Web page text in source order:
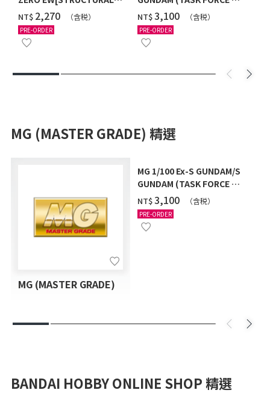
COATING/BLACK] [2026年
12月發送]
NT$ ‌2,270 （含税）
PRE-ORDER
Ver.) [2026年10月發送]
NT$‌3,100 （含税）
PRE-ORDER
MG (MASTER GRADE) 精選
MG (MASTER GRADE)
MG 1/100 Ex-S GUNDAM/S
GUNDAM (TASK FORCE α
Ver.) [2026年10月發送]
NT$‌3,100 （含税）
PRE-ORDER
BANDAI HOBBY ONLINE SHOP 精選